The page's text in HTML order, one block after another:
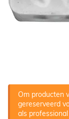
Om producten
gereserveerd
als